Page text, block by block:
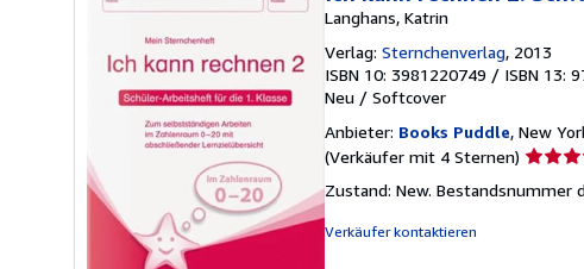
Langhans, Katrin
Verlag: Sternchenverlag, 2013
ISBN 10: 3981220749 / ISBN 13:
Neu / Softcover
Anbieter: Books Puddle, New
(Verkäufer mit 4 Sternen)
von
Zustand: New. Bestandsnummer
Verkäufer kontaktieren